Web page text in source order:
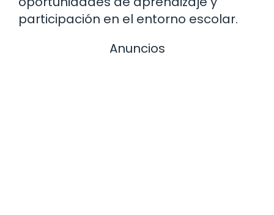
participación en el entorno escolar.
Anuncios